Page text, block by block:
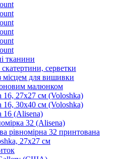
тканини
серветки
місцем для вишивки
малюнком
16, 27х27 см (Voloshka)
16, 30х40 см (Voloshka)
16 (Alisena)
32 (Alisena)
рівномірна 32 принтована
27х27 см